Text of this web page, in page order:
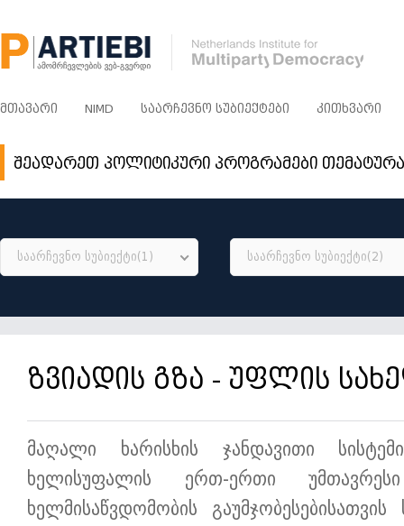
ᲛᲗᲐᲕᲐᲠᲘ NIMD ᲡᲐᲐᲠᲩᲔᲕᲜᲝ ᲡᲣᲑᲘᲔᲥᲢᲔᲑᲘ ᲙᲘᲗᲮᲕᲐᲠᲘ
შეადარეთ პოლიტიკური პროგრამები
საარჩევნო სუბიექტი(1) საარჩევნო სუბიექტი(2)
ზვიადის გზა - უფლის
მაღალი ხარისხის ჯანდავითი
ხელისუფალის ერთ-ერთი
ხელმისაწვდომობის